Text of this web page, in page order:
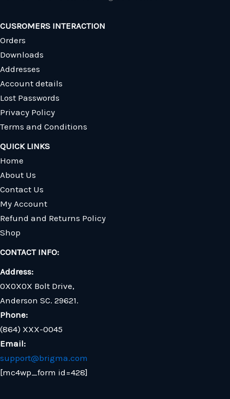
CUSROMERS INTERACTION
Orders
Downloads
Addresses
Account details
Lost Passwords
Privacy Policy
Terms and Conditions
QUICK LINKS
Home
About Us
Contact Us
My Account
Refund and Returns Policy
Shop
CONTACT INFO:
Address:
0X0X0X Bolt Drive,
Anderson SC. 29621.
Phone:
(864) XXX-0045
Email:
support@brigma.com
[mc4wp_form id=428]